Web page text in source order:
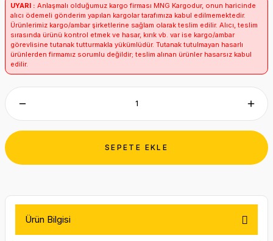
UYARI : Anlaşmalı olduğumuz kargo firması MNG Kargodur, onun haricinde
alıcı ödemeli gönderim yapılan kargolar tarafımıza kabul edilmemektedir.
Ürünlerimiz kargo/ambar şirketlerine sağlam olarak teslim edilir. Alıcı, teslim
sırasında ürünü kontrol etmek ve hasar, kırık vb. var ise kargo/ambar
görevlisine tutanak tutturmakla yükümlüdür. Tutanak tutulmayan hasarlı
ürünlerden firmamız sorumlu değildir; teslim alınan ürünler hasarsız kabul
edilir.
SEPETE EKLE
Ürün Bilgisi